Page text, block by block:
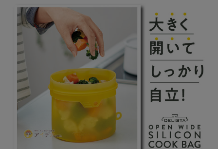
暑さ・紫外線対策グッズ
推し活グッズ
掃除グッズ
生活雑貨
ビューティー
ボディメイクグッズ